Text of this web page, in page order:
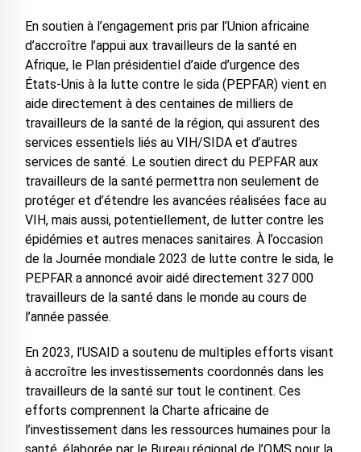
En soutien à l’engagement pris par l’Union africaine
d’accroître l’appui aux travailleurs de la santé en
Afrique, le Plan présidentiel d’aide d’urgence des
États-Unis à la lutte contre le sida (PEPFAR) vient en
aide directement à des centaines de milliers de
travailleurs de la santé de la région, qui assurent des
services essentiels liés au VIH/SIDA et d’autres
services de santé. Le soutien direct du PEPFAR aux
travailleurs de la santé permettra non seulement de
protéger et d’étendre les avancées réalisées face au
VIH, mais aussi, potentiellement, de lutter contre les
épidémies et autres menaces sanitaires. À l’occasion
de la Journée mondiale 2023 de lutte contre le sida, le
PEPFAR a annoncé avoir aidé directement 327 000
travailleurs de la santé dans le monde au cours de
l’année passée.
En 2023, l’USAID a soutenu de multiples efforts visant
à accroître les investissements coordonnés dans les
travailleurs de la santé sur tout le continent. Ces
efforts comprennent la Charte africaine de
l’investissement dans les ressources humaines pour la